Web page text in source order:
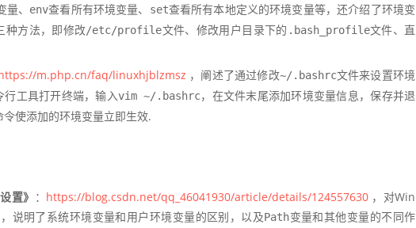
、 env查看所有环境变量、 set查看所有本地定义的环境变量等，还介绍了环境变
种方法，即修改/etc/profile文件、修改用户目录下的 .bash_profile文件、直
m.php.cn/faq/linuxhjblzmsz ，阐述了通过修改~/.bashrc文件来设置环境
工具打开终端，输入vim ~/.bashrc，在文件末尾添加环境变量信息，保存并退
令使添加的环境变量立即生效.
置》 ： https://blog.csdn.net/qq_46041930/article/details/124557630，对Win
说明了系统环境变量和用户环境变量的区别，以及Path变量和其他变量的不同作